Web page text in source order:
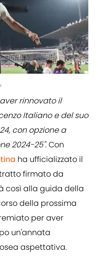
rinnovato il
Italiano e del suo
con opzione a
2024-25". Con
ha ufficializzato il
firmato da
così alla guida della
della prossima
per aver
un'annata
aspettativa.